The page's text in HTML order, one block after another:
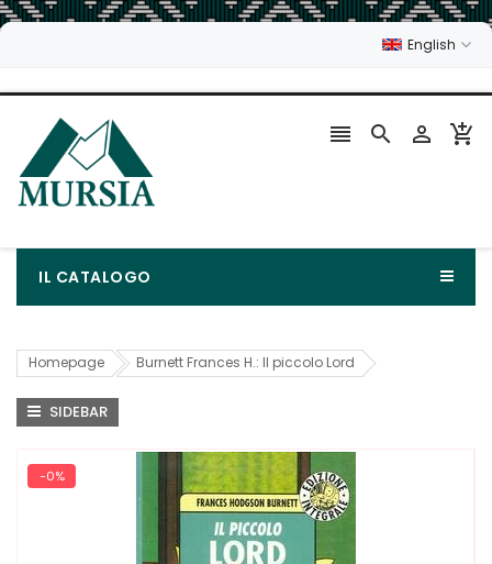
English
   
IL CATALOGO
Homepage Burnett Frances H.: Il piccolo Lord
SIDEBAR
-0%